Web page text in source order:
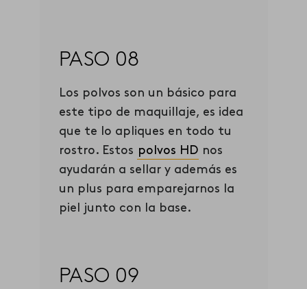
PASO 08
Los polvos son un básico para
este tipo de maquillaje, es idea
que te lo apliques en todo tu
rostro. Estos polvos HD nos
ayudarán a sellar y además es
un plus para emparejarnos la
piel junto con la base.
PASO 09